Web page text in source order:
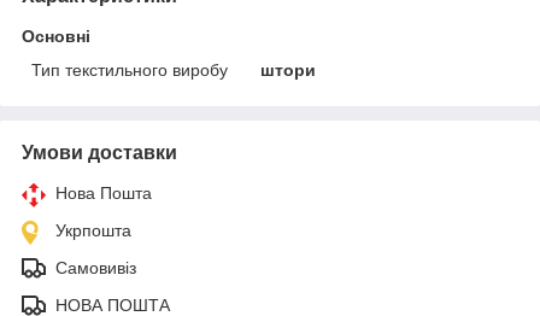
Основні
Тип текстильного виробу
штори
Умови доставки
Нова Пошта
Укрпошта
Самовивіз
НОВА ПОШТА